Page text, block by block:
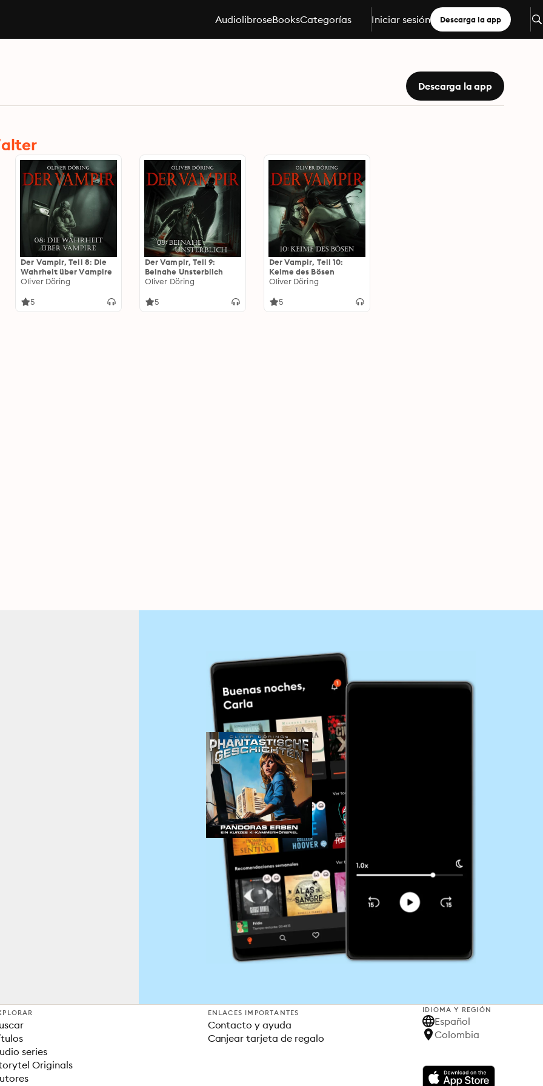
AudiolibroseBooksCategorías Iniciar sesión Descarga la app
Descarga la app
Der Vampir, Teil 8: Die
Wahrheit über Vampire
Oliver Döring
5
Der Vampir, Teil 9:
Beinahe Unsterblich
Oliver Döring
5
Der Vampir, Teil 10:
Keime des Bösen
Oliver Döring
5
series
Originals
ENLACES IMPORTANTES
Contacto y ayuda
Canjear tarjeta de regalo
IDIOMA Y REGIÓN
Español
Colombia